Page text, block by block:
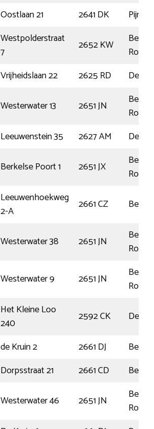
Oostlaan 21 2641 DK
Westpolderstraat
7
2652 KW
Vrijheidslaan 22 2625 RD
Delft
Westerwater 13 2651 JN
Leeuwenstein 35 2627 AM
Delft
Berkelse Poort 1 2651 JX
Leeuwenhoekweg
2-A
2661 CZ
Westerwater 38 2651 JN
Westerwater 9 2651 JN
Het Kleine Loo
240
2592 CK
Den
de Kruin 2 2661 DJ
Dorpsstraat 21 2661 CD
Westerwater 46 2651 JN